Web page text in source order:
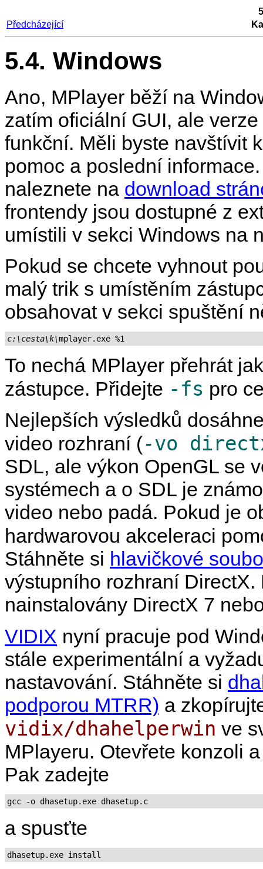
Předcházející
5.4. Windows
Ano, MPlayer běží na
zatím oficiální GUI, ale
funkční. Měli byste navštívit
pomoc a poslední
naleznete na download
frontendy jsou dostupné z
umístili v sekci Windows na
Pokud se chcete vyhnout
malý trik s umístěním
obsahovat v sekci spuštění
c:\cesta\k\mplayer.exe %1
To nechá MPlayer přehrát
zástupce. Přidejte -fs pro
Nejlepších výsledků
video rozhraní (-vo
SDL, ale výkon OpenGL se
systémech a o SDL je
video nebo padá. Pokud je
hardwarovou akceleraci
Stáhněte si hlavičkové
výstupního rozhraní
nainstalovány DirectX 7
VIDIX nyní pracuje pod
stále experimentální a
nastavování. Stáhněte si
podporou MTRR) a
vidix/dhahelperwin ve
MPlayeru. Otevřete konzoli
Pak zadejte
gcc -o dhasetup.exe dhasetup.c
a spusťte
dhasetup.exe install